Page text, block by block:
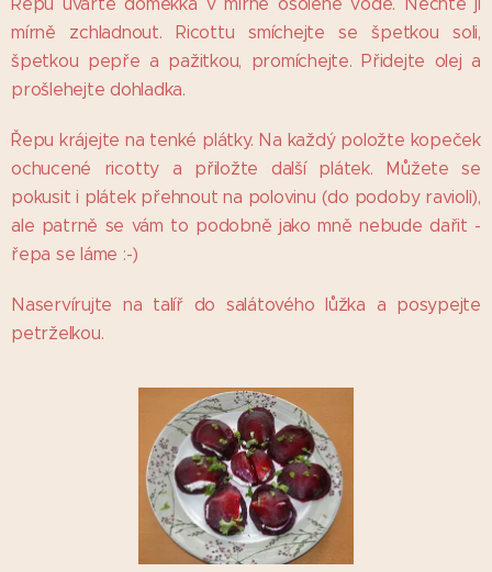
mírně zchladnout. Ricottu smíchejte se špetkou soli,
špetkou pepře a pažitkou, promíchejte. Přidejte olej a
prošlehejte dohladka.
Řepu krájejte na tenké plátky. Na každý položte kopeček
ochucené ricotty a přiložte další plátek. Můžete se
pokusit i plátek přehnout na polovinu (do podoby ravioli),
ale patrně se vám to podobně jako mně nebude dařit -
řepa se láme :-)
Naservírujte na talíř do salátového lůžka a posypejte
petrželkou.